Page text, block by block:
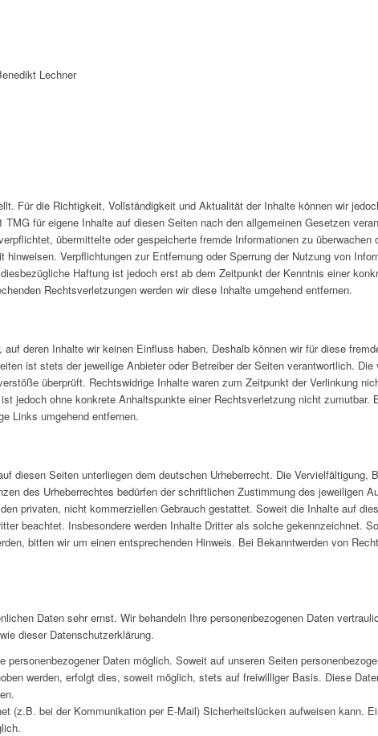
Lechner
Für die Richtigkeit, Vollständigkeit und Aktualität der Inhalte können wir
für eigene Inhalte auf diesen Seiten nach den allgemeinen Gesetzen
übermittelte oder gespeicherte fremde Informationen zu überwachen
Verpflichtungen zur Entfernung oder Sperrung der Nutzung von
Haftung ist jedoch erst ab dem Zeitpunkt der Kenntnis einer
Rechtsverletzungen werden wir diese Inhalte umgehend entfernen.
deren Inhalte wir keinen Einfluss haben. Deshalb können wir für diese
ist stets der jeweilige Anbieter oder Betreiber der Seiten verantwortlich.
überprüft. Rechtswidrige Inhalte waren zum Zeitpunkt der Verlinkung
jedoch ohne konkrete Anhaltspunkte einer Rechtsverletzung nicht zumutbar.
Links umgehend entfernen.
diesen Seiten unterliegen dem deutschen Urheberrecht. Die Vervielfältigung,
des Urheberrechtes bedürfen der schriftlichen Zustimmung des jeweiligen
privaten, nicht kommerziellen Gebrauch gestattet. Soweit die Inhalte auf
beachtet. Insbesondere werden Inhalte Dritter als solche gekennzeichnet.
bitten wir um einen entsprechenden Hinweis. Bei Bekanntwerden von
Daten sehr ernst. Wir behandeln Ihre personenbezogenen Daten
dieser Datenschutzerklärung.
Daten möglich. Soweit auf unseren Seiten
werden, erfolgt dies, soweit möglich, stets auf freiwilliger Basis. Diese
(z.B. bei der Kommunikation per E-Mail) Sicherheitslücken aufweisen kann.